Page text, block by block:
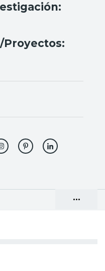
Proyectos:
•••